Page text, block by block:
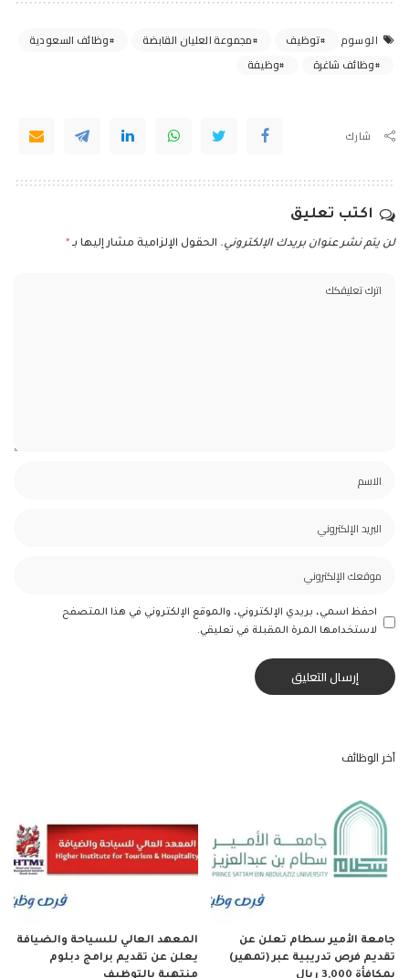
الوسوم توظيف مجموعة العليان القابضة
وظائف السعودية
وظائف شاغرة
وظيفة
شارك
اكتب تعليق
لن يتم نشر عنوان بريدك الإلكتروني. الحقول الإلزامية مشار إليها بـ *
احفظ اسمي، بريدي الإلكتروني، والموقع الإلكتروني في هذا المتصفح
لاستخدامها المرة المقبلة في تعليقي.
آخر الوظائف
جامعة الأمير سطام تعلن عن
تقديم فرص تدريبية عبر (تمهير)
بمكافأة 3,000 ريال
المعهد العالي للسياحة والضيافة
يعلن عن تقديم برامج دبلوم
منتهية بالتوظيف